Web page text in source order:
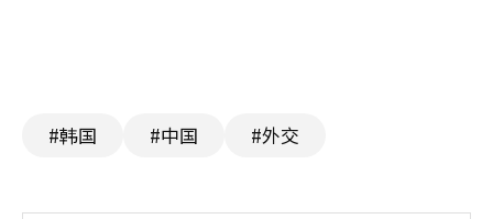
#韩国 #中国 #外交